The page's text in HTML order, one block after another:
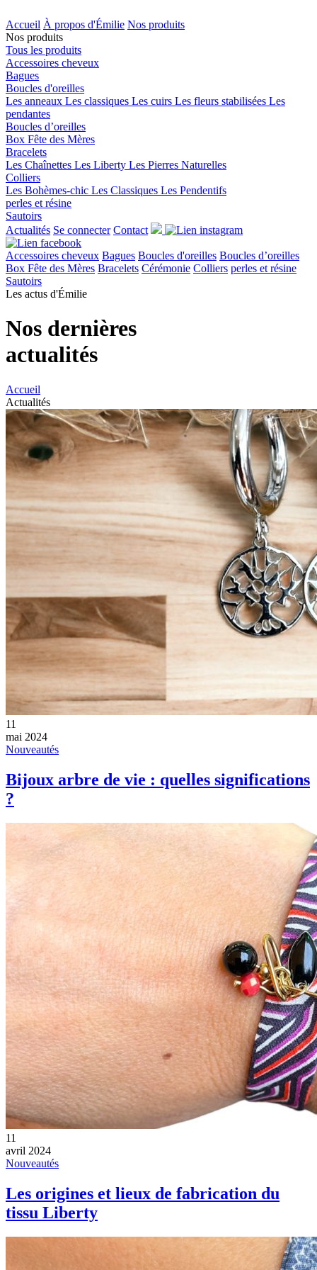
Accueil À propos d'Émilie Nos produits
Nos produits
Tous les produits
Accessoires cheveux
Bagues
Boucles d'oreilles
Les anneaux Les classiques Les cuirs Les fleurs stabilisées Les
pendantes
Boucles d’oreilles
Box Fête des Mères
Bracelets
Les Chaînettes Les Liberty Les Pierres Naturelles
Colliers
Les Bohèmes-chic Les Classiques Les Pendentifs
perles et résine
Sautoirs
Actualités Se connecter Contact
Accessoires cheveux Bagues Boucles d'oreilles Boucles d’oreilles
Box Fête des Mères Bracelets Cérémonie Colliers perles et résine
Sautoirs
Les actus d'Émilie
Nos dernières
actualités
Accueil
Actualités
11
mai 2024
Nouveautés
Bijoux arbre de vie : quelles significations
?
11
avril 2024
Nouveautés
Les origines et lieux de fabrication du
tissu Liberty